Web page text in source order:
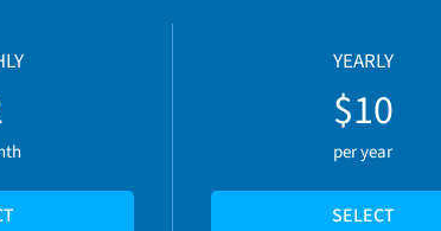
YEARLY
$10
per year
SELECT